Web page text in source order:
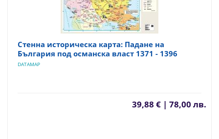
Стенна историческа карта: Падане на
България под османска власт 1371 - 1396
DATAMAP
39,88 € | 78,00 лв.